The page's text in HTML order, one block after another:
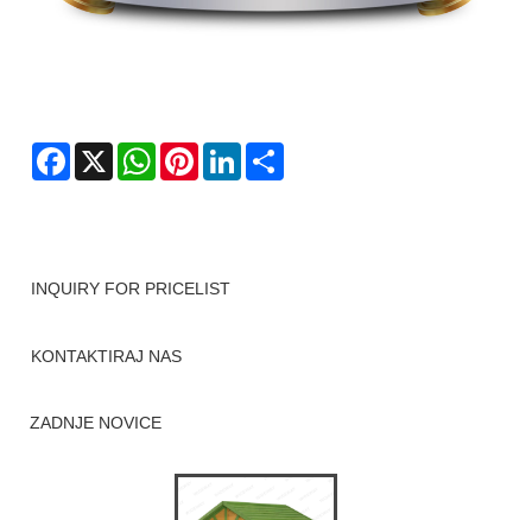
Facebook
X WhatsApp
PinterestLinkedIn
INQUIRY FOR PRICELIST
KONTAKTIRAJ NAS
ZADNJE NOVICE